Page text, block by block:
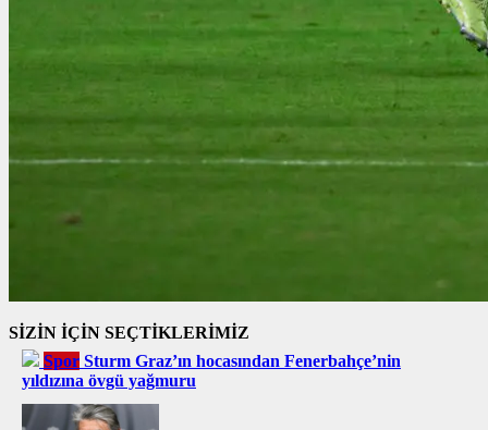
SİZİN İÇİN SEÇTİKLERİMİZ
Spor Sturm Graz’ın hocasından Fenerbahçe’nin
yıldızına övgü yağmuru